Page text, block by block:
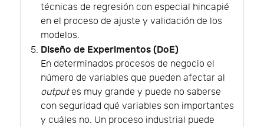
técnicas de regresión con especial hincapié
en el proceso de ajuste y validación de los
modelos.
Diseño de Experimentos (DoE)
En determinados procesos de negocio el
número de variables que pueden afectar al
outputes muy grande y puede no saberse
con seguridad qué variables son importantes
y cuáles no. Un proceso industrial puede